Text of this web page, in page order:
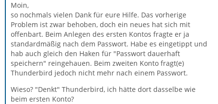
Moin,
so nochmals vielen Dank für eure Hilfe. Das vorherige
Problem ist zwar behoben, doch ein neues hat sich mit
offenbart. Beim Anlegen des ersten Kontos fragte er ja
standardmäßig nach dem Passwort. Habe es eingetippt und
hab auch gleich den Haken für "Passwort dauerhaft
speichern" reingehauen. Beim zweiten Konto fragt(e)
Thunderbird jedoch nicht mehr nach einem Passwort.
Wieso? "Denkt" Thunderbird, ich hätte dort dasselbe wie
beim ersten Konto?